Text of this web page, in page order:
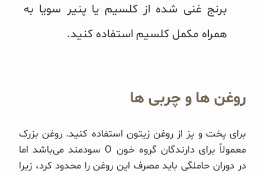
برنج غنی شده از کلسیم یا پنیر سویا به
همراه مکمل کلسیم استفاده کنید.
روغن ها و چربی ها
برای پخت و پز از روغن زیتون استفاده کنید. روغن بزرک
معمولاً برای دارندگان گروه خون O سودمند می‌باشد اما
در دوران حاملگی باید مصرف این روغن را محدود کرد، زیرا